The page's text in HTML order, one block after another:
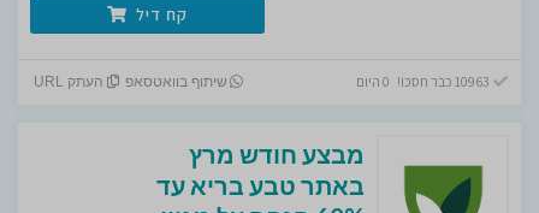
קח דיל
שיתוף בוואטסאפ העתק URL
מבצע חודש מרץ
באתר טבע בריא עד